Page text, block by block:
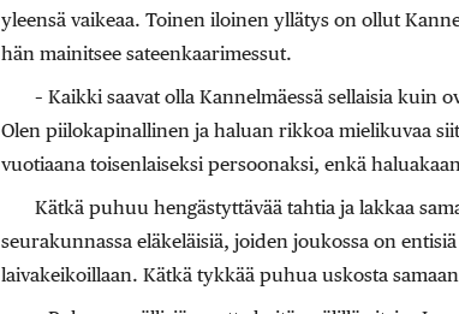
yleensä vaikeaa. Toinen iloinen yllätys on ollut
hän mainitsee sateenkaarimessut.
– Kaikki saavat olla Kannelmäessä sellaisia kuin
Olen piilokapinallinen ja haluan rikkoa mielikuvaa
vuotiaana toisenlaiseksi persoonaksi, enkä
Kätkä puhuu hengästyttävää tahtia ja lakkaa
seurakunnassa eläkeläisiä, joiden joukossa on
laivakeikoillaan. Kätkä tykkää puhua uskosta